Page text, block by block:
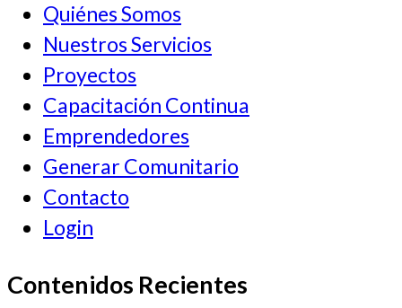
Quiénes Somos
Nuestros Servicios
Proyectos
Capacitación Continua
Emprendedores
Generar Comunitario
Contacto
Login
Contenidos Recientes